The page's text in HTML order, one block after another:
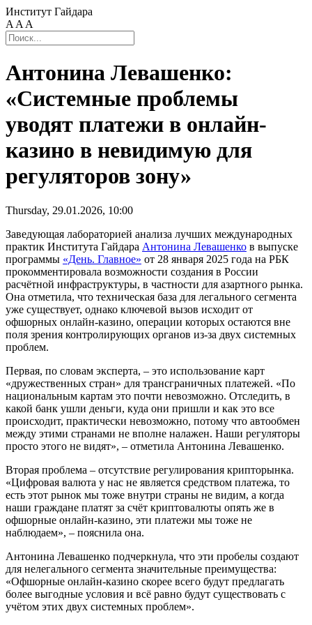
Институт Гайдара
A A A
Антонина Левашенко:
«Системные проблемы
уводят платежи в онлайн-
казино в невидимую для
регуляторов зону»
Thursday, 29.01.2026, 10:00
Заведующая лабораторией анализа лучших международных
практик Института Гайдара Антонина Левашенко в выпуске
программы «День. Главное» от 28 января 2025 года на РБК
прокомментировала возможности создания в России
расчётной инфраструктуры, в частности для азартного рынка.
Она отметила, что техническая база для легального сегмента
уже существует, однако ключевой вызов исходит от
офшорных онлайн-казино, операции которых остаются вне
поля зрения контролирующих органов из-за двух системных
проблем.
Первая, по словам эксперта, – это использование карт
«дружественных стран» для трансграничных платежей. «По
национальным картам это почти невозможно. Отследить, в
какой банк ушли деньги, куда они пришли и как это все
происходит, практически невозможно, потому что автообмен
между этими странами не вполне налажен. Наши регуляторы
просто этого не видят», – отметила Антонина Левашенко.
Вторая проблема – отсутствие регулирования крипторынка.
«Цифровая валюта у нас не является средством платежа, то
есть этот рынок мы тоже внутри страны не видим, а когда
наши граждане платят за счёт криптовалюты опять же в
офшорные онлайн-казино, эти платежи мы тоже не
наблюдаем», – пояснила она.
Антонина Левашенко подчеркнула, что эти пробелы создают
для нелегального сегмента значительные преимущества:
«Офшорные онлайн-казино скорее всего будут предлагать
более выгодные условия и всё равно будут существовать с
учётом этих двух системных проблем».